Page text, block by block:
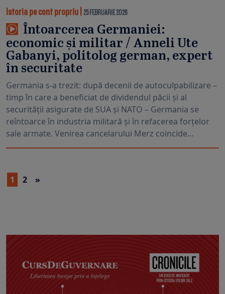
Istoria pe cont propriu 25 FEBRUARIE 2026
Întoarcerea Germaniei:
economic și militar / Anneli Ute
Gabanyi, politolog german, expert
în securitate
Germania s-a trezit: după decenii de autoculpabilizare –
timp în care a beneficiat de dividendul păcii și al
securității asigurate de SUA și NATO – Germania se
reîntoarce în industria militară și în refacerea forțelor
sale armate. Venirea cancelarului Merz coincide...
1 2 »